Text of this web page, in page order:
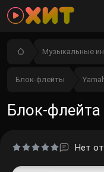
Музыкальные
Блок-флейты
Блок-флейта
Нет